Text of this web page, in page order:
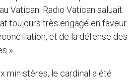
Vatican: Radio Vatican saluait
toujours très engagé en faveur
et de la défense des
»..
ministères, le cardinal a été